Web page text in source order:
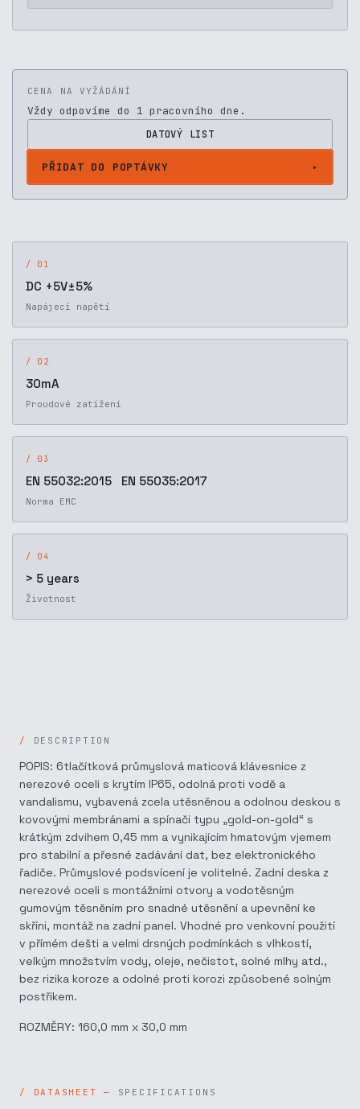
CENA NA VYŽÁDÁNÍ
Vždy odpovíme do 1 pracovního dne.
DATOVÝ LIST
PŘIDAT DO POPTÁVKY
/ 01
DC +5V±5%
Napájecí napětí
/ 02
30mA
Proudové zatížení
/ 03
EN 55032:2015 EN 55035:2017
Norma EMC
/ 04
> 5 years
Životnost
DESCRIPTION
POPIS: 6tlačítková průmyslová maticová klávesnice z
nerezové oceli s krytím IP65, odolná proti vodě a
vandalismu, vybavená zcela utěsněnou a odolnou deskou s
kovovými membránami a spínači typu „gold-on-gold“ s
krátkým zdvihem 0,45 mm a vynikajícím hmatovým vjemem
pro stabilní a přesné zadávání dat, bez elektronického
řadiče. Průmyslové podsvícení je volitelné. Zadní deska z
nerezové oceli s montážními otvory a vodotěsným
gumovým těsněním pro snadné utěsnění a upevnění ke
skříni, montáž na zadní panel. Vhodné pro venkovní použití
v přímém dešti a velmi drsných podmínkách s vlhkostí,
velkým množstvím vody, oleje, nečistot, solné mlhy atd.,
bez rizika koroze a odolné proti korozi způsobené solným
postřikem.
ROZMĚRY: 160,0 mm x 30,0 mm
SPECIFICATIONS